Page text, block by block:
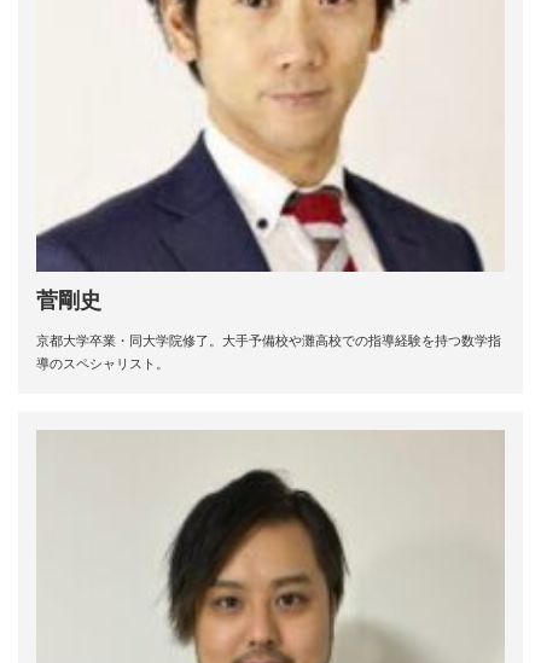
菅剛史
京都大学卒業・同大学院修了。大手予備校や灘高校での指導経験を持つ数学指
導のスペシャリスト。